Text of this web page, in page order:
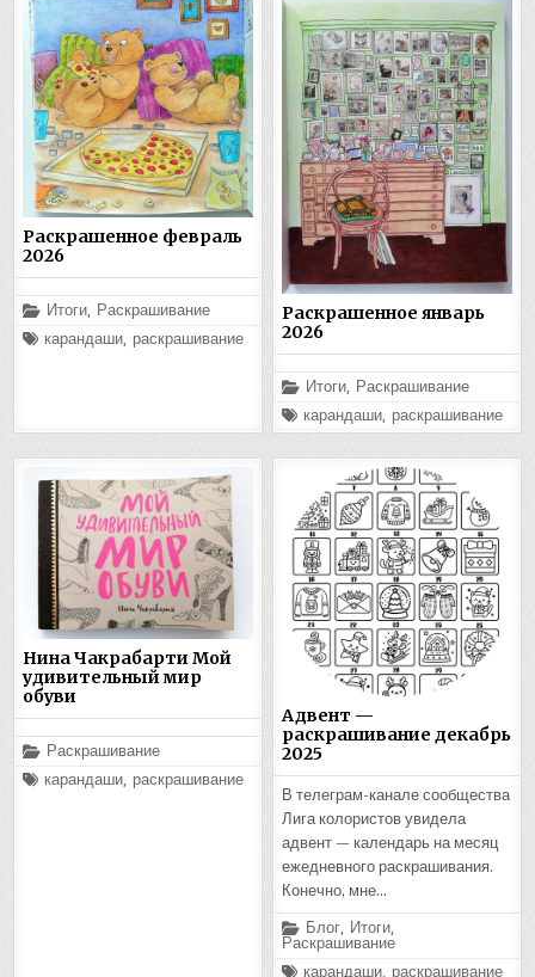
Раскрашенное февраль
2026
Опубликовано
в
Итоги, Раскрашивание
Помечено
карандаши, раскрашивание
Раскрашенное январь
2026
Опубликовано
в
Итоги, Раскрашивание
Помечено
карандаши, раскрашивание
Нина Чакрабарти Мой
удивительный мир
обуви
Опубликовано
в
Раскрашивание
Помечено
карандаши, раскрашивание
Адвент —
раскрашивание декабрь
2025
В телеграм-канале сообщества
Лига колористов увидела
адвент — календарь на месяц
ежедневного раскрашивания.
Конечно, мне…
Опубликовано
в
Блог, Итоги,
Раскрашивание
Помечено